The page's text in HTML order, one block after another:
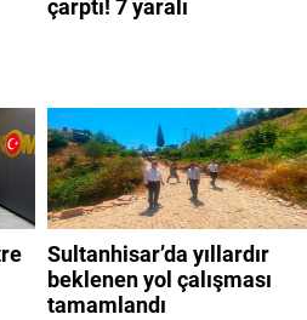
çarptı! 7 yaralı
Sultanhisar’da yıllardır
beklenen yol çalışması
tamamlandı